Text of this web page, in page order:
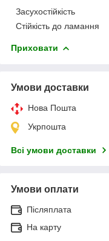
Засухостійкість
Стійкість до ламання
Приховати
Умови доставки
Нова Пошта
Укрпошта
Всі умови доставки
Умови оплати
Післяплата
На карту